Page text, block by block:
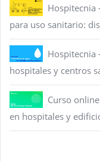
Hospitecnia
para uso sanitario:
Hospitecnia
hospitales y centros
Curso
en hospitales y